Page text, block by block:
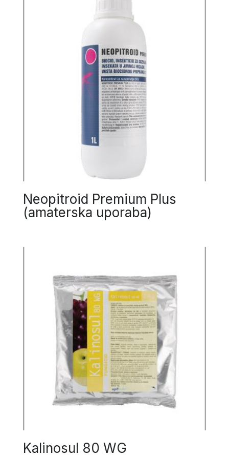
Neopitroid Premium Plus
(amaterska uporaba)
Kalinosul 80 WG